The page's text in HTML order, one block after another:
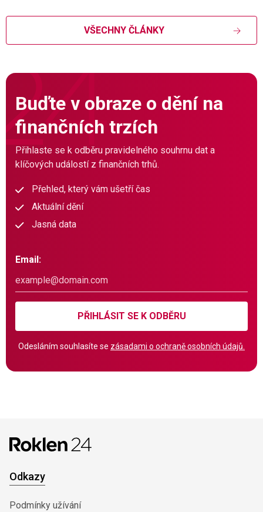
VŠECHNY ČLÁNKY
Buďte v obraze o dění na
finančních trzích
Přihlaste se k odběru pravidelného souhrnu dat a
klíčových událostí z finančních trhů.
Přehled, který vám ušetří čas
Aktuální dění
Jasná data
Email:
PŘIHLÁSIT SE K ODBĚRU
Odesláním souhlasíte se zásadami o ochraně osobních údajů.
Odkazy
Podmínky užívání